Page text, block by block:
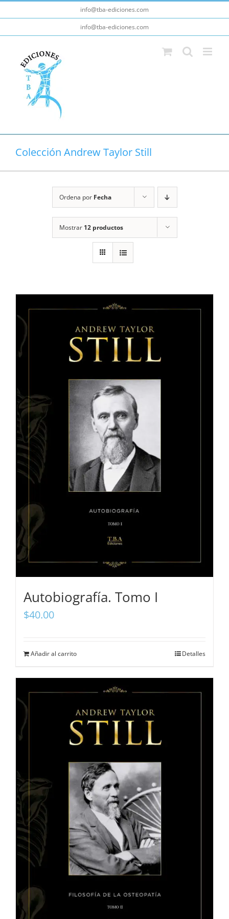
al
contenido
info@tba-ediciones.com
info@tba-ediciones.com
Colección Andrew Taylor Still
Ordena por Fecha
Mostrar 12 productos
Autobiografía. Tomo I
$40.00
Añadir al carrito Detalles